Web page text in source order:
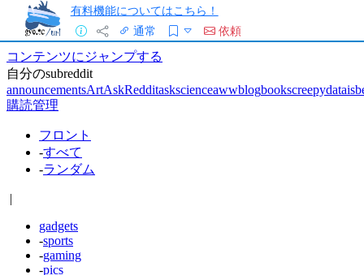
有料機能についてはこちら！
通常
依頼